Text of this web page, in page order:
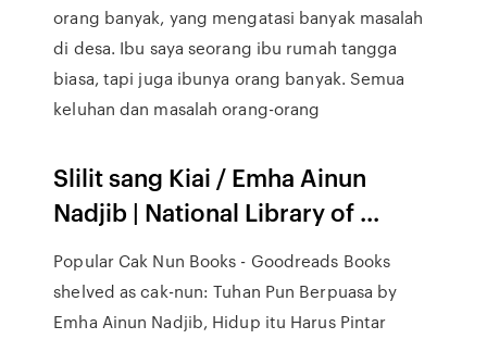
orang banyak, yang mengatasi banyak masalah
di desa. Ibu saya seorang ibu rumah tangga
biasa, tapi juga ibunya orang banyak. Semua
keluhan dan masalah orang-orang
Slilit sang Kiai / Emha Ainun
Nadjib | National Library of ...
Popular Cak Nun Books - Goodreads Books
shelved as cak-nun: Tuhan Pun Berpuasa by
Emha Ainun Nadjib, Hidup itu Harus Pintar